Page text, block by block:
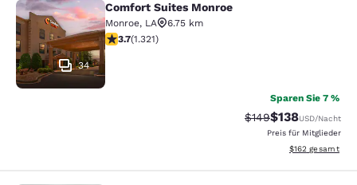
Comfort Suites Monroe
34
Comfort Suites Monroe
Monroe, LA
6.75 km
3.69-Sterne-Bewertung. Gut. 1321 Bewertungen
3.7(1.321)
Sparen Sie 7 %
Durchgestrichener
$149Vergünstigter
$138USD/Nacht
Preis für Mitglieder
Geschätzte
$162 gesamt